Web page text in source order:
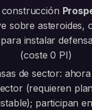
sobre asteroides,
instalar
(coste 0 PI)
de sector:
(requieren
participan